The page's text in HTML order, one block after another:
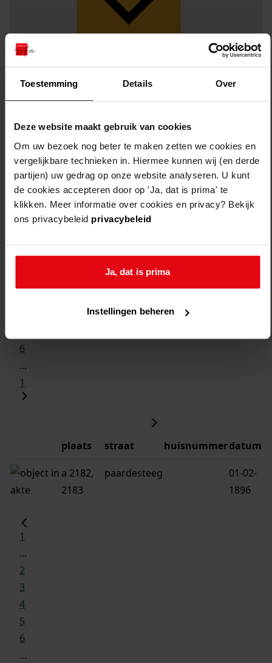
Toestemming Details Over
Deze website maakt gebruik van cookies
Om uw bezoek nog beter te maken zetten we cookies en
vergelijkbare technieken in. Hiermee kunnen wij (en derde
partijen) uw gedrag op onze website analyseren. U kunt
de cookies accepteren door op 'Ja, dat is prima' te
klikken. Meer informatie over cookies en privacy? Bekijk
ons privacybeleid privacybeleid
Ja, dat is prima
Instellingen beheren
Weergave:
1
6
...
1
plaats straat huisnummerdatum
a 2182,
2183
paardesteeg
01-02-
1896
1
...
2
3
4
5
6
...